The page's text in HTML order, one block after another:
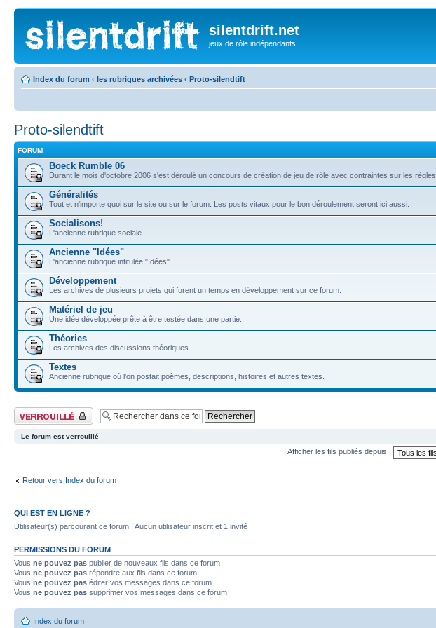
silentdrift.net
jeux de rôle indépendants
Index du forum ‹ les rubriques archivées ‹ Proto-silendtift
Proto-silendtift
FORUM
Boeck Rumble 06
Durant le mois d'octobre 2006 s'est déroulé un concours de création de jeu de rôle avec contraintes sur les règles.
Généralités
Tout et n'importe quoi sur le site ou sur le forum. Les posts vitaux pour le bon déroulement seront ici aussi.
Socialisons!
L'ancienne rubrique sociale.
Ancienne "Idées"
L'ancienne rubrique intitulée "Idées".
Développement
Les archives de plusieurs projets qui furent un temps en développement sur ce forum.
Matériel de jeu
Une idée développée prête à être testée dans une partie.
Théories
Les archives des discussions théoriques.
Textes
Ancienne rubrique où l'on postait poèmes, descriptions, histoires et autres textes.
Forum verrouillé
Le forum est verrouillé
Afficher les fils publiés depuis :
Retour vers Index du forum
QUI EST EN LIGNE ?
Utilisateur(s) parcourant ce forum : Aucun utilisateur inscrit et 1 invité
PERMISSIONS DU FORUM
Vous ne pouvez pas publier de nouveaux fils dans ce forum
Vous ne pouvez pas répondre aux fils dans ce forum
Vous ne pouvez pas éditer vos messages dans ce forum
Vous ne pouvez pas supprimer vos messages dans ce forum
Index du forum